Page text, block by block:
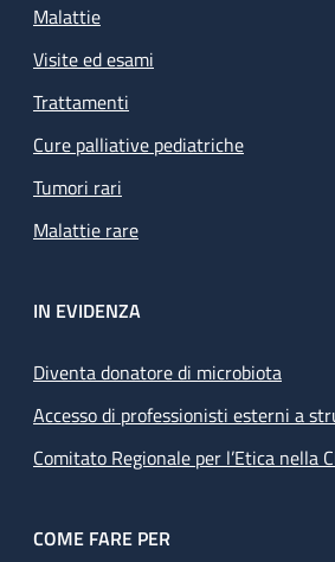
Malattie
Visite ed esami
Trattamenti
Cure palliative pediatriche
Tumori rari
Malattie rare
IN EVIDENZA
Diventa donatore di microbiota
Accesso di professionisti esterni a
Comitato Regionale per l’Etica nella
COME FARE PER